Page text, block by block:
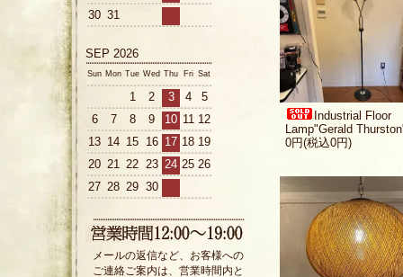
Industrial Floor
Lamp"Gerald
0円(税込0円)
30 31
SEP 2026
Sun Mon Tue Wed Thu Fri Sat
1 2 3 4
5
6
7 8 9 10 11 12
13 14 15 16 17 18 19
20 21 22 23 24 25 26
27 28 29 30
メールの返信など、お客様への
ご連絡ご案内は、営業時間内と